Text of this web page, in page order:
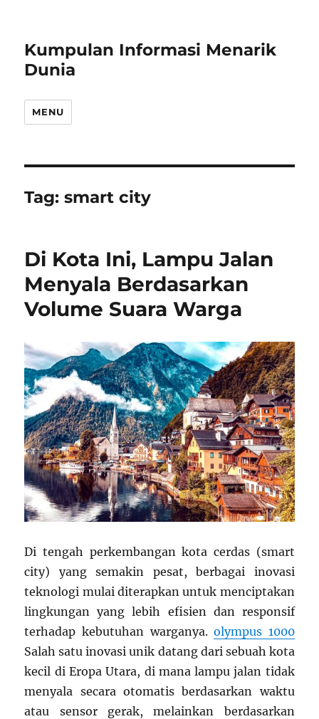
Kumpulan Informasi Menarik
Dunia
MENU
Tag:smart city
Di Kota Ini, Lampu Jalan
Menyala Berdasarkan
Volume Suara Warga
Di tengah perkembangan kota cerdas (smart
city) yang semakin pesat, berbagai inovasi
teknologi mulai diterapkan untuk menciptakan
lingkungan yang lebih efisien dan responsif
terhadap kebutuhan warganya.olympus 1000
Salah satu inovasi unik datang dari sebuah kota
kecil di Eropa Utara, di mana lampu jalan tidak
menyala secara otomatis berdasarkan waktu
atau sensor gerak, melainkan berdasarkan